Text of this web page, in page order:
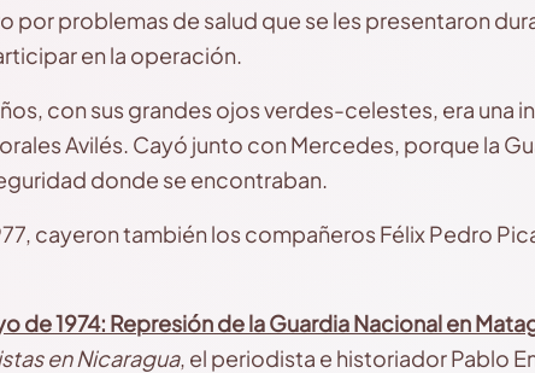
por problemas de salud que se les presentaron
en la operación.
con sus grandes ojos verdes-celestes, era una
Avilés. Cayó junto con Mercedes, porque la
donde se encontraban.
cayeron también los compañeros Félix Pedro
de 1974: Represión de la Guardia Nacional en
en Nicaragua, el periodista e historiador Pablo